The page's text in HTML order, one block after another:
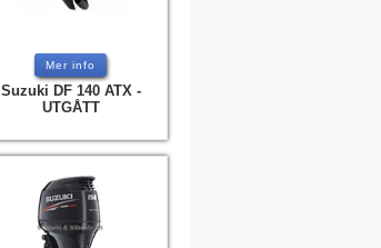
Mer info
Suzuki DF 140 ATX -
UTGÅTT